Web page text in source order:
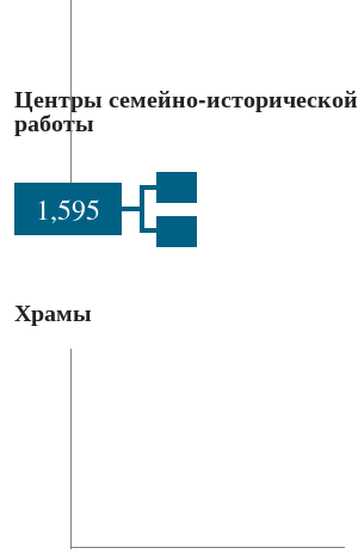
Центры семейно-исторической
работы
1,595
Храмы